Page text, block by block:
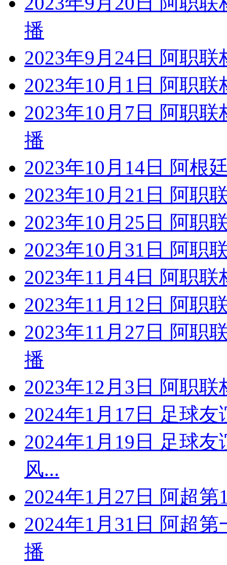
播
2023年9月24日 阿职
2023年10月1日 阿职
2023年10月7日 阿职
播
2023年10月14日 阿根
2023年10月21日 阿职
2023年10月25日 阿职
2023年10月31日 阿职
2023年11月4日 阿职
2023年11月12日 阿职
2023年11月27日 阿职
播
2023年12月3日 阿职
2024年1月17日 足球
2024年1月19日 足球
风...
2024年1月27日 阿超
2024年1月31日 阿超
播